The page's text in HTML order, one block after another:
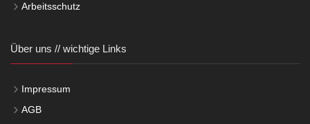
Arbeitsschutz
Über uns // wichtige Links
Impressum
AGB